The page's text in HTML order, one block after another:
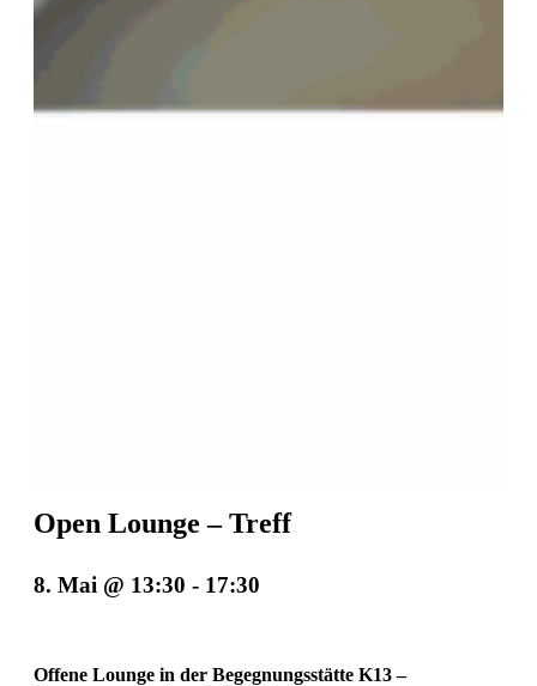
Open Lounge – Treff
8. Mai @ 13:30 - 17:30
Offene Lounge in der Begegnungsstätte K13 –